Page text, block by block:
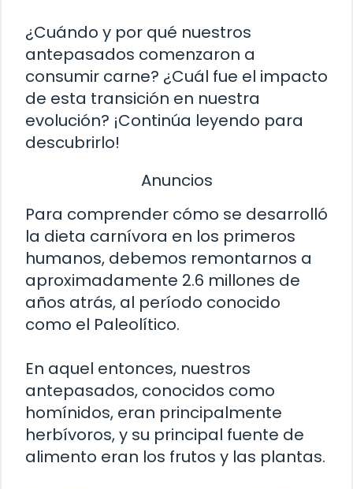
¿Cuándo y por qué nuestros
antepasados comenzaron a
consumir carne? ¿Cuál fue el impacto
de esta transición en nuestra
evolución? ¡Continúa leyendo para
descubrirlo!
Anuncios
Para comprender cómo se desarrolló
la dieta carnívora en los primeros
humanos, debemos remontarnos a
aproximadamente 2.6 millones de
años atrás, al período conocido
como el Paleolítico.
En aquel entonces, nuestros
antepasados, conocidos como
homínidos, eran principalmente
herbívoros, y su principal fuente de
alimento eran los frutos y las plantas.